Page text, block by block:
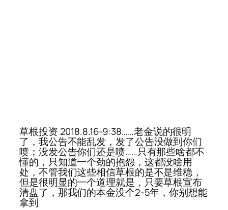
草根投资 2018.8.16-9:38……老金说的很明
了，我公告不能乱发，发了公告没做到你们
喷；没发公告你们还是喷……只有那些啥都不
懂的，只知道一个劲的抱怨，这都没啥用
处，不管我们这些相信草根的是不是维稳，
但是很明显的一个道理就是，只要草根宣布
清盘了，那我们的本金没个2-5年，你别想能
拿到